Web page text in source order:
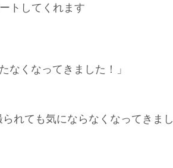
トしてくれます
なくなってきました！」
れても気にならなくなってきまし